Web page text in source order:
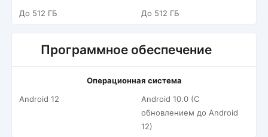
До 512 ГБ
До 512 ГБ
Программное обеспечение
Операционная система
Android 12
Android 10.0 (С
обновлением до Android
12)